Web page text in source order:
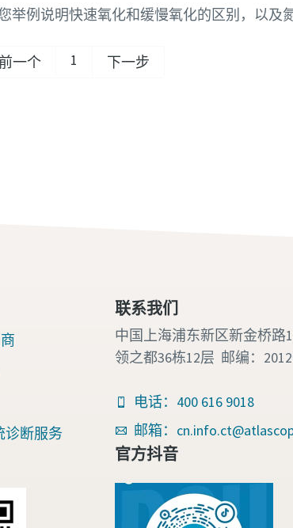
举例说明快速氧化和缓慢氧化的区别，以及
前一个 1 下一步
诊断服务
联系我们
中国上海浦东新区新金桥路
领之都36栋12层 邮编：
电话：400 616 9018
邮箱：
官方抖音